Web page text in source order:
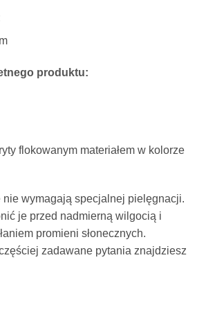
produktu:
flokowanym materiałem w kolorze
nie wymagają specjalnej pielęgnacji.
je przed nadmierną wilgocią i
promieni słonecznych.
zadawane pytania znajdziesz